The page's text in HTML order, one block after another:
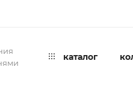
каталог